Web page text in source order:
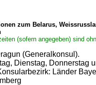
zum Belarus,
(sofern angegeben) sind
(Generalkonsul).
Dienstag, Donnerstag
Länder